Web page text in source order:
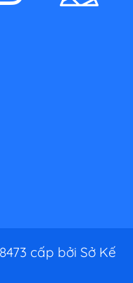
cấp bởi Sở Kế